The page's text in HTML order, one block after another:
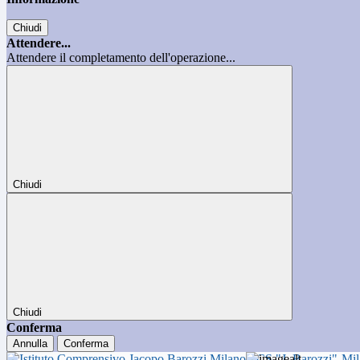
Chiudi
Attendere...
Attendere il completamento dell'operazione...
Chiudi
Chiudi
Conferma
Annulla Conferma